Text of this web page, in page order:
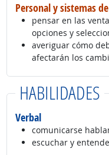
Personal y sistemas
pensar en las
opciones y
averiguar cómo
afectarán los
HABILIDADES
Verbal
comunicarse
escuchar y